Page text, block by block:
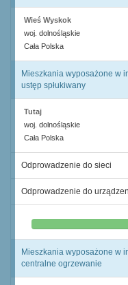
Wieś Wyskok
woj. dolnośląskie
Cała Polska
Mieszkania wyposażone w
ustęp spłukiwany
Tutaj
woj. dolnośląskie
Cała Polska
Odprowadzenie do sieci
Odprowadzenie do
0,0%
Mieszkania wyposażone w
centralne ogrzewanie